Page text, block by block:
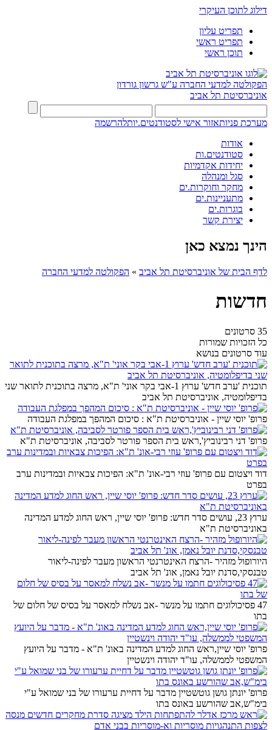
דילוג לתוכן העיקרי
תפריט עליון
תפריט ראשי
תוכן ראשי
הפקולטה למדעי החברה ע"ש גרשון גורדון
אוניברסיטת תל אביב
מערכת פניותאזור אישי לסטודנטים.יותלהרשמה
אודות
סטודנטים.ות
יחידות אקדמיות
סגל ומנהלה
מחקר וחוקרות.ים
מתעניינות.ים
בוגרות.ים
יצירת קשר
הינך נמצא כאן
לדף הבית של אוניברסיטת תל אביב » הפקולטה למדעי החברה
חדשות
35 סרטונים
כל הזכויות שמורות
עוד סרטונים בנושא
תוכנית 'ערב חדש' ערוץ 1-אבי בקר אוני' ת"א, מרצה בתוכנית לתואר שני
בדיפלומטיה, אוניברסיטת תל אביב
פרופ' יוסי שיין - אוניברסיטת ת"א : סיכום המהפך במפלגת העבודה
פרופ' דני רבינוביץ',ראש בית הספר פורטר לסביבה, אוניברסיטת ת"א
דוד ויצטום עם פרופ' עוזי רבי-אונ' ת"א: הפיכות צבאיות ובמדינות ערב
בפרט
ערוץ 23, עושים סדר חדש: פרופ' יוסי שיין, ראש החוג למדע המדינה
באוניברסיטת ת"א
היורופול מזהיר -הרצח האינטרנטי הראשון מעבר לפינה-ליאור
טבנסקי,סדנת יובל נאמן, אונ' תל אביב
47 פסיכולוגים חתמו על מנשר -אב נשלח למאסר על בסיס של חלום של
בתו
פרופ' יוסי שיין,ראש החוג למדע המדינה באונ' ת"א - מדבר על היועץ
המשפטי לממשלה, עו"ד יהודה וינשטיין
פרופ' יונתן גושן גוטשטיין מדבר על דחיית ערעורו של בני שמואל ע"י
בימ"ש,אב שהורשע באונס בתו